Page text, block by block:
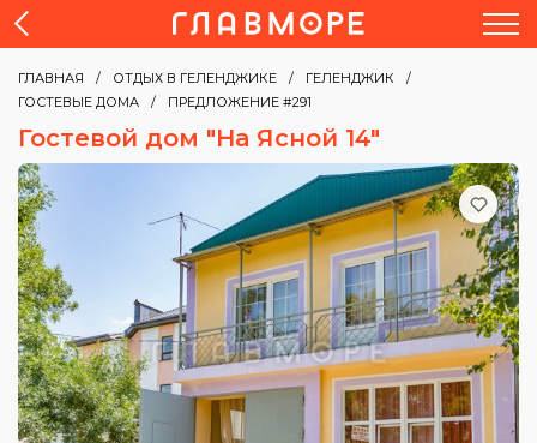
ГЛАВНАЯ ОТДЫХ В ГЕЛЕНДЖИКЕ
ГЕЛЕНДЖИК
ГОСТЕВЫЕ ДОМА
ПРЕДЛОЖЕНИЕ #291
Гостевой дом "На Ясной 14"